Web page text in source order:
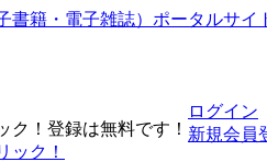
ク！登録は無料です！
ック！
ログイン
新規会員